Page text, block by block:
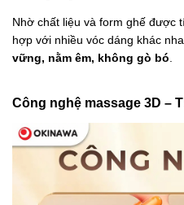
Nhờ chất liệu và form ghế được
hợp với nhiều vóc dáng khác
vững, nằm êm, không gò bó.
Công nghệ massage 3D –